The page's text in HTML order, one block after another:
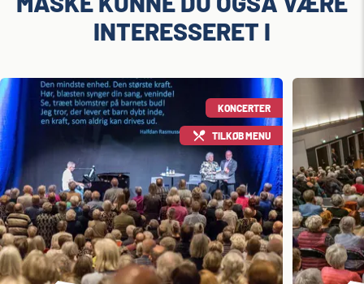
INTERESSERET I
KONCERTER
TILKØB MENU